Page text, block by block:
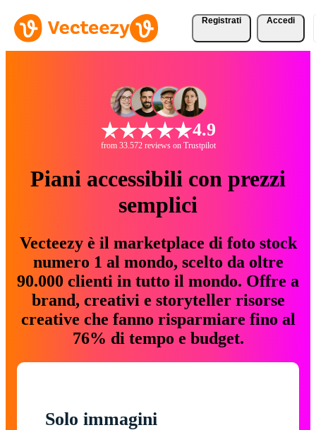
Registrati Accedi
4.9
from 33.572 reviews on Trustpilot
Piani accessibili con prezzi
semplici
Vecteezy è il marketplace di foto stock
numero 1 al mondo, scelto da oltre
90.000 clienti in tutto il mondo. Offre a
brand, creativi e storyteller risorse
creative che fanno risparmiare fino al
76% di tempo e budget.
Solo immagini